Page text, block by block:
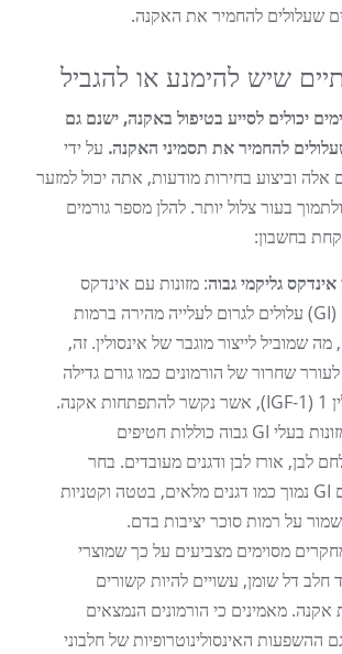
שעלולים להחמיר את האקנה.
שיש להימנע או להגביל
יכולים לסייע בטיפול באקנה, ישנם גם
להחמיר את תסמיני האקנה. על ידי
אלה וביצוע בחירות מודעות, אתה יכול למזער
בעור צלול יותר. להלן מספר גורמים
בחשבון:
אינדקס גליקמי גבוה: מזונות עם אינדקס
גליקמי גבוה (GI) עלולים לגרום לעלייה מהירה ברמות
שמוביל לייצור מוגבר של אינסולין. זה,
לעורר שחרור של הורמונים כמו גורם גדילה
דמוי אינסולין 1 (IGF-1), אשר נקשר להתפתחות אקנה.
דוגמאות למזונות בעלי GI גבוה כוללות חטיפים
לבן, אורז לבן ודגנים מעובדים. בחר
בחלופות עם GI נמוך כמו דגנים מלאים, בטטה וקטניות
על רמות סוכר יציבות בדם.
מסוימים מצביעים על כך שמוצרי
חלב דל שומן, עשויים להיות קשורים
אקנה. מאמינים כי הורמונים הנמצאים
ההשפעות האינסולינוטרופיות של חלבוני